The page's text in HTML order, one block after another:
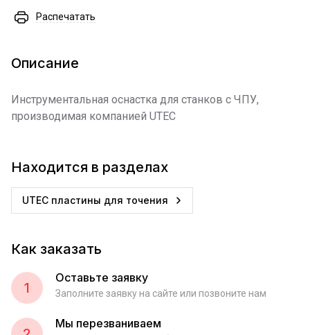
Распечатать
Описание
Инструментальная оснастка для станков с ЧПУ,
производимая компанией UTEC
Находится в разделах
UTEC пластины для точения
Как заказать
1
Оставьте заявку
Заполните заявку на сайте или позвоните нам
Мы перезваниваем